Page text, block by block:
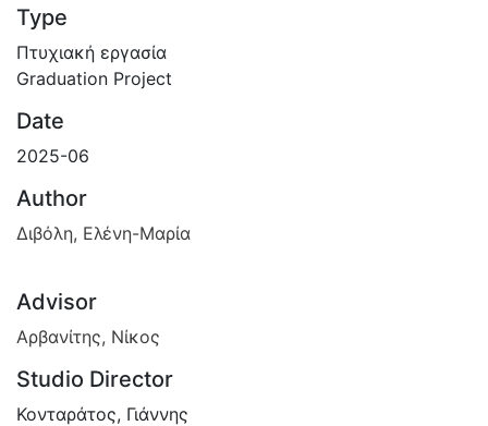
Type
Πτυχιακή εργασία
Graduation Project
Date
2025-06
Author
Διβόλη, Ελένη-Μαρία
Advisor
Αρβανίτης, Νίκος
Studio Director
Κονταράτος, Γιάννης